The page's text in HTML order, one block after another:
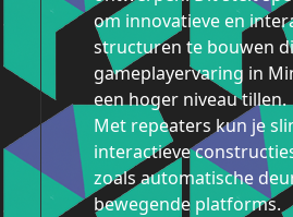
om innovatieve en
structuren te bouwen
gameplayervaring in
een hoger niveau tillen.
Met repeaters kun je
interactieve
zoals automatische
bewegende platforms.